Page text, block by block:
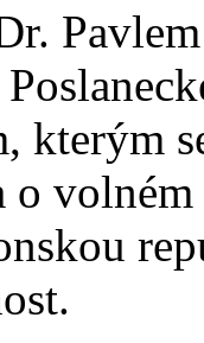
kterým
o